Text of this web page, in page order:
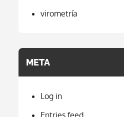
virometría
META
Log in
Entries feed